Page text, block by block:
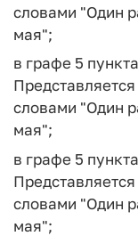
словами "Один
мая";
в графе 5
словами "Один
мая";
в графе 5
словами "Один
мая";